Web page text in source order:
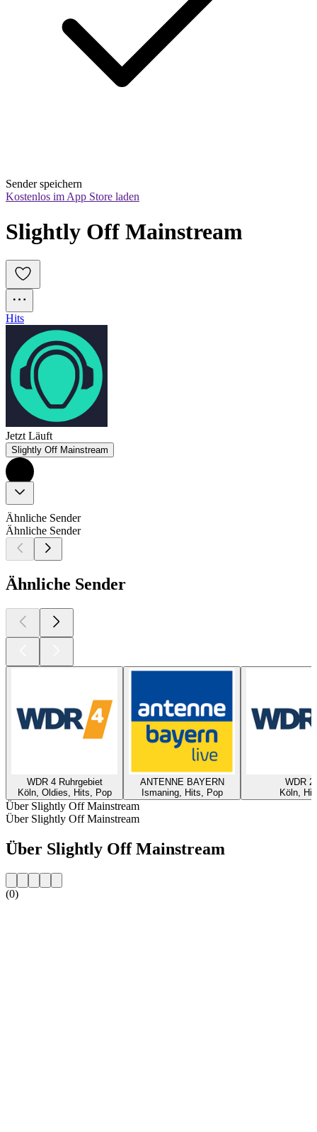
Sender speichern
Kostenlos im App Store laden
Slightly Off Mainstream
Hits
Jetzt Läuft
Slightly Off Mainstream
Ähnliche Sender
Ähnliche Sender
Ähnliche Sender
WDR 4 Ruhrgebiet
Köln, Oldies, Hits, Pop
ANTENNE BAYERN
Ismaning, Hits, Pop
WDR 2
Köln,
Über Slightly Off Mainstream
Über Slightly Off Mainstream
Über Slightly Off Mainstream
(0)